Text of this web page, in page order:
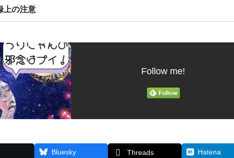
上の注意
Follow me!
Bluesky Threads Hatena